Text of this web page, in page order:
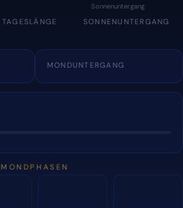
Sonnenuntergang
TAGESLÄNGE SONNENUNTERGANG
MONDUNTERGANG
MONDPHASEN